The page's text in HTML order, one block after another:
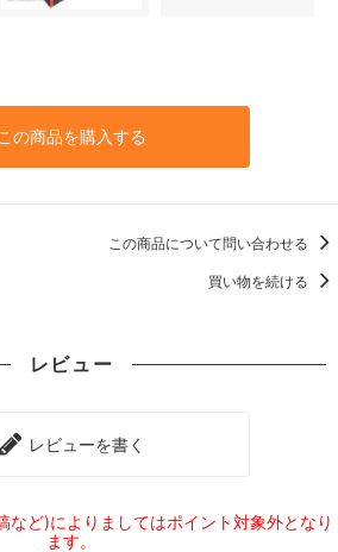
この商品を購入する
この商品について問い合わせる
買い物を続ける
レビュー
レビューを書く
など)によりましてはポイント対象外となり
ます。